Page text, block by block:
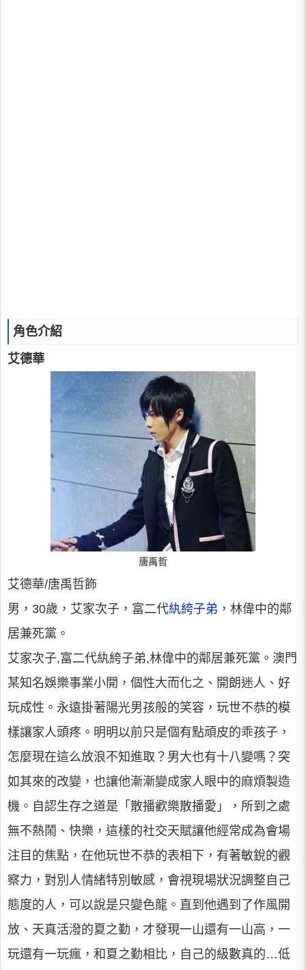
角色介紹
艾德華
唐禹哲
艾德華/唐禹哲飾
男，30歲，艾家次子，富二代紈絝子弟 ，林偉中的鄰
居兼死黨。
艾家次子,富二代紈絝子弟,林偉中的鄰居兼死黨。澳門
某知名娛樂事業小開，個性大而化之、開朗迷人、好
玩成性。永遠掛著陽光男孩般的笑容，玩世不恭的模
樣讓家人頭疼。明明以前只是個有點頑皮的乖孩子，
怎麼現在這么放浪不知進取？男大也有十八變嗎？突
如其來的改變，也讓他漸漸變成家人眼中的麻煩製造
機。自認生存之道是「散播歡樂散播愛」，所到之處
無不熱鬧、快樂，這樣的社交天賦讓他經常成為會場
注目的焦點，在他玩世不恭的表相下，有著敏銳的觀
察力，對別人情緒特別敏感，會視現場狀況調整自己
態度的人，可以說是只變色龍。直到他遇到了作風開
放、天真活潑的夏之勤，才發現一山還有一山高，一
玩還有一玩瘋，和夏之勤相比，自己的級數真的…低